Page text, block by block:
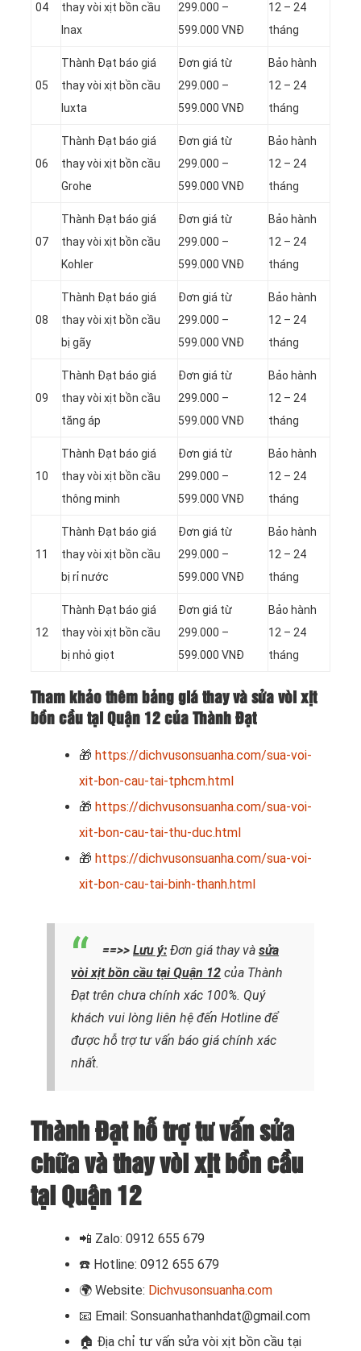
04
thay vòi xịt bồn cầu
Inax
299.000 –
599.000 VNĐ
12 – 24
tháng
05
Thành Đạt báo giá
thay vòi xịt bồn cầu
Iuxta
Đơn giá từ
299.000 –
599.000 VNĐ
Bảo hành
12 – 24
tháng
06
Thành Đạt báo giá
thay vòi xịt bồn cầu
Grohe
Đơn giá từ
299.000 –
599.000 VNĐ
Bảo hành
12 – 24
tháng
07
Thành Đạt báo giá
thay vòi xịt bồn cầu
Kohler
Đơn giá từ
299.000 –
599.000 VNĐ
Bảo hành
12 – 24
tháng
08
Thành Đạt báo giá
thay vòi xịt bồn cầu
bị gãy
Đơn giá từ
299.000 –
599.000 VNĐ
Bảo hành
12 – 24
tháng
09
Thành Đạt báo giá
thay vòi xịt bồn cầu
tăng áp
Đơn giá từ
299.000 –
599.000 VNĐ
Bảo hành
12 – 24
tháng
10
Thành Đạt báo giá
thay vòi xịt bồn cầu
thông minh
Đơn giá từ
299.000 –
599.000 VNĐ
Bảo hành
12 – 24
tháng
11
Thành Đạt báo giá
thay vòi xịt bồn cầu
bị rỉ nước
Đơn giá từ
299.000 –
599.000 VNĐ
Bảo hành
12 – 24
tháng
12
Thành Đạt báo giá
thay vòi xịt bồn cầu
bị nhỏ giọt
Đơn giá từ
299.000 –
599.000 VNĐ
Bảo hành
12 – 24
tháng
Tham khảo thêm bảng giá thay và sửa vòi xịt
bồn cầu tại Quận 12 của Thành Đạt
🎁 https://dichvusonsuanha.com/sua-voi-
xit-bon-cau-tai-tphcm.html
🎁 https://dichvusonsuanha.com/sua-voi-
xit-bon-cau-tai-thu-duc.html
🎁 https://dichvusonsuanha.com/sua-voi-
xit-bon-cau-tai-binh-thanh.html
==>> Lưu ý: Đơn giá thay và sửa
vòi xịt bồn cầu tại Quận 12 của Thành
Đạt trên chưa chính xác 100%. Quý
khách vui lòng liên hệ đến Hotline để
được hỗ trợ tư vấn báo giá chính xác
nhất.
Thành Đạt hỗ trợ tư vấn sửa
chữa và thay vòi xịt bồn cầu
tại Quận 12
📲 Zalo: 0912 655 679
☎️ Hotline: 0912 655 679
🌍 Website: Dichvusonsuanha.com
📧 Email: Sonsuanhathanhdat@gmail.com
🏠 Địa chỉ tư vấn sửa vòi xịt bồn cầu tại